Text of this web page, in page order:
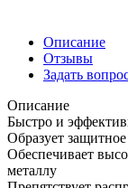
Описание
Отзывы
Задать
Описание
Быстро и
Образует
Обеспечивает
металлу